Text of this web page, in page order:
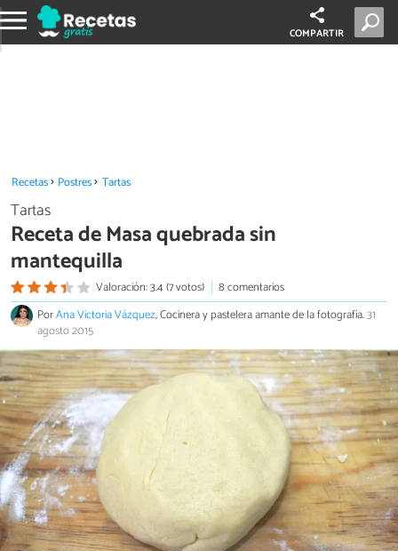
COMPARTIR
Recetas Postres Tartas
Tartas
Receta de Masa quebrada sin
mantequilla
Valoración: 3.4 (7 votos)
8 comentarios
PorAna Victoria Vázquez, Cocinera y pastelera amante de la fotografía.31
agosto 2015